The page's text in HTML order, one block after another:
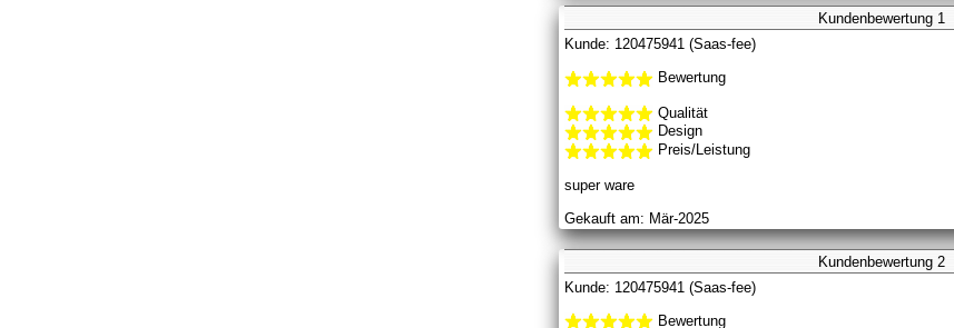
Kundenbewertung 1
Kunde: 120475941 (Saas-fee)
Bewertung
Qualität
Design
Preis/Leistung
super ware
Gekauft am: Mär-2025
Kundenbewertung 2
Kunde: 120475941 (Saas-fee)
Bewertung